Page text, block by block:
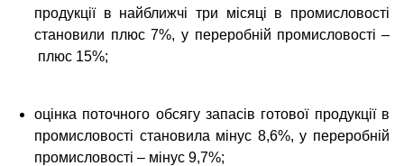
продукції в найближчі три місяці в промисловості
становили плюс 7%, у переробній промисловості –
плюс 15%;
оцінка поточного обсягу запасів готової продукції в
промисловості становила мінус 8,6%, у переробній
промисловості – мінус 9,7%;